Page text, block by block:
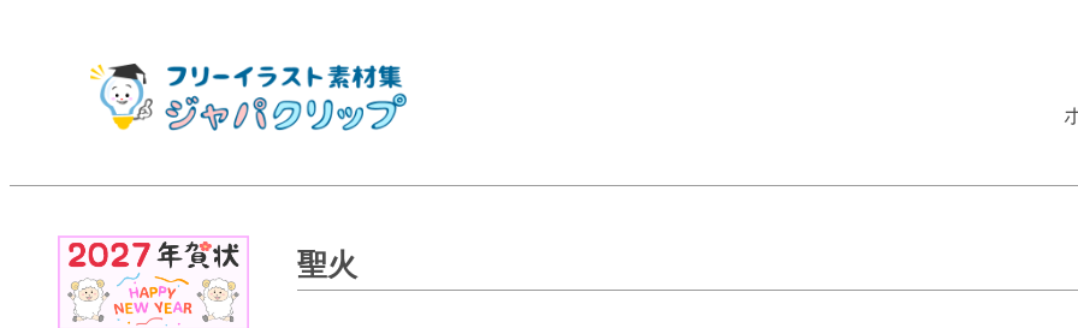
聖火